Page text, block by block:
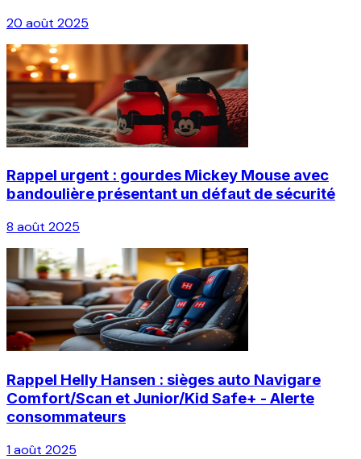
20 août 2025
Rappel urgent : gourdes Mickey Mouse avec
bandoulière présentant un défaut de sécurité
8 août 2025
Rappel Helly Hansen : sièges auto Navigare
Comfort/Scan et Junior/Kid Safe+ - Alerte
consommateurs
1 août 2025